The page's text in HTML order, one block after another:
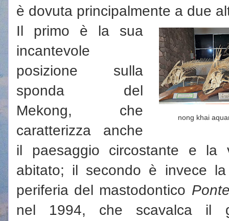
è dovuta principalmente a due
nong khai
Il primo è la sua
incantevole
posizione sulla
sponda del
Mekong, che
caratterizza anche
il paesaggio circostante e la
abitato; il secondo è invece la
periferia del mastodontico
nel 1994, che scavalca il